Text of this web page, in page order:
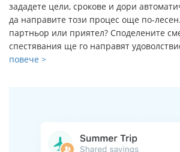
зададете цели, срокове и дори
да направите този процес още по-
партньор или приятел? Споделените
спестявания ще го направят
повече >